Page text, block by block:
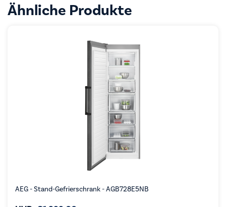
Ähnliche Produkte
AEG - Stand-Gefrierschrank - AGB728E5NB